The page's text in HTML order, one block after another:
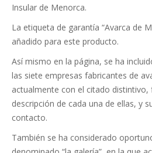
Insular de Menorca.
La etiqueta de garantía “Avarca de
añadido para este producto.
Así mismo en la página, se ha
las siete empresas fabricantes de
actualmente con el citado distintivo,
descripción de cada una de ellas, y
contacto.
También se ha considerado